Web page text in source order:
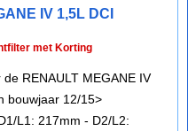
IV 1,5L DCI
met Korting
RENAULT MEGANE IV
bouwjaar 12/15>
L1: 217mm - D2/L2: